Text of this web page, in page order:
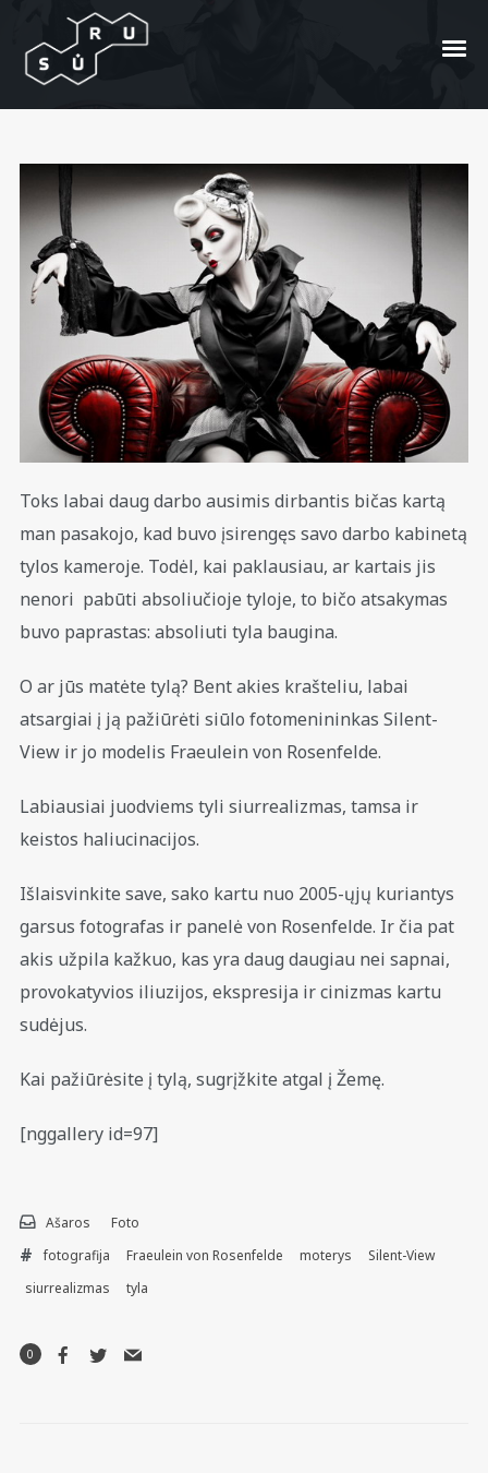
Tylos įsakymai
Posted On 2010/03/03 In byŽmogus
Avis
Toks labai daug darbo ausimis dirbantis bičas kartą
man pasakojo, kad buvo įsirengęs savo darbo kabinetą
tylos kameroje. Todėl, kai paklausiau, ar kartais jis
nenori pabūti absoliučioje tyloje, to bičo atsakymas
buvo paprastas: absoliuti tyla baugina.
O ar jūs matėte tylą? Bent akies krašteliu, labai
atsargiai į ją pažiūrėti siūlo fotomenininkas Silent-
View ir jo modelis Fraeulein von Rosenfelde.
Labiausiai juodviems tyli siurrealizmas, tamsa ir
keistos haliucinacijos.
Išlaisvinkite save, sako kartu nuo 2005-ųjų kuriantys
garsus fotografas ir panelė von Rosenfelde. Ir čia pat
akis užpila kažkuo, kas yra daug daugiau nei sapnai,
provokatyvios iliuzijos, ekspresija ir cinizmas kartu
sudėjus.
Kai pažiūrėsite į tylą, sugrįžkite atgal į Žemę.
[nggallery id=97]
Ašaros
Foto
fotografija
Fraeulein von Rosenfelde moterys
Silent-View
siurrealizmas
tyla
0